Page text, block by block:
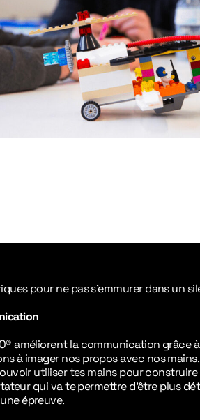
pour ne pas s’emmurer dans un
améliorent la communication grâce
à imager nos propos avec nos mains.
utiliser tes mains pour construire
qui va te permettre d’être plus
épreuve.